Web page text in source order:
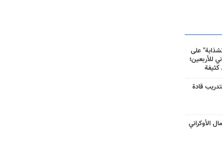
على
للأربعين؛
كثيفة
قادة
الأوكراني